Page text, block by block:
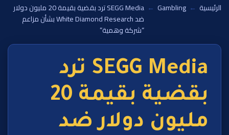
الرئيسية ←
Gambling
←
SEGG Media ترد بقضية بقيمة 20 مليون دولار
ضد White Diamond Research بشأن مزاعم
“شركة وهمية”
SEGG Media ترد
بقضية بقيمة 20
مليون دولار ضد